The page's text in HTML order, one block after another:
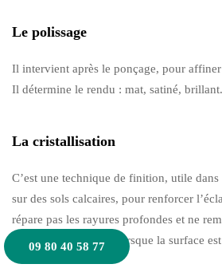
Le polissage
Il intervient après le ponçage, pour
Il détermine le rendu : mat, satiné, brillant.
La cristallisation
C’est une technique de finition, utile
sur des sols calcaires, pour renforcer
répare pas les rayures profondes et ne
rénovation complète lorsque la surface
09 80 40 58 77